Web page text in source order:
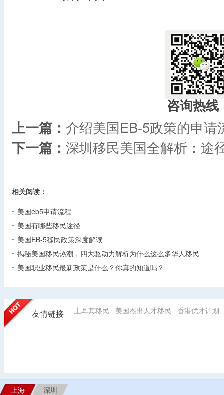
咨询热线
上一篇： 介绍美国EB-5政策的申请
下一篇： 深圳移民美国全解析：途
相关阅读：
美国eb5申请流程
美国有哪些移民途径
美国EB-5移民政策深度解读
揭秘美国移民热潮，四大驱动力解析为什么这么多华人移民
美国职业移民最新政策是什么？你真的知道吗？
友情链接 土耳其移民 美国杰出人才移民 香港优才计划
上海
深圳